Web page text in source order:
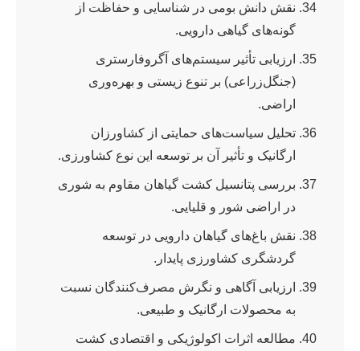
نقش دانش بومی در شناسایی و حفاظت از
گونه‌های گیاهی دارویی.
ارزیابی تأثیر سیستم‌های آگروفارستری
(جنگل‌زراعی) بر تنوع زیستی و بهره‌وری
اراضی.
تحلیل سیاست‌های حمایتی از کشاورزان
ارگانیک و تأثیر آن بر توسعه این نوع کشاورزی.
بررسی پتانسیل کشت گیاهان مقاوم به شوری
در اراضی شور و قلیایی.
نقش باغ‌های گیاهان دارویی در توسعه
گردشگری کشاورزی پایدار.
ارزیابی آگاهی و نگرش مصرف‌کنندگان نسبت
به محصولات ارگانیک و طبیعی.
مطالعه اثرات اکولوژیکی و اقتصادی کشت